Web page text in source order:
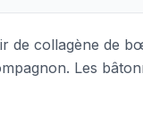
de collagène de
Les